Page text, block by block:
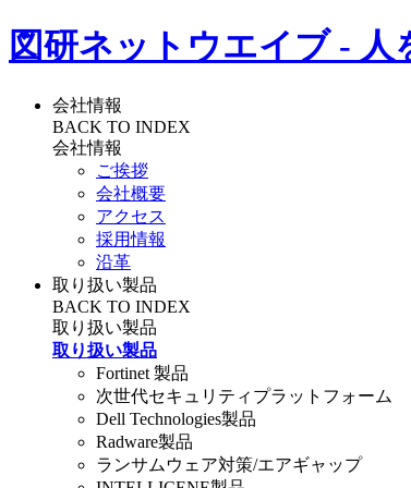
図研ネットウエイブ -
会社情報
BACK TO INDEX
会社情報
ご挨拶
会社概要
アクセス
採用情報
沿革
取り扱い製品
BACK TO INDEX
取り扱い製品
取り扱い製品
Fortinet 製品
次世代セキュリティプラットフォーム
Dell Technologies製品
Radware製品
ランサムウェア対策/エアギャップ